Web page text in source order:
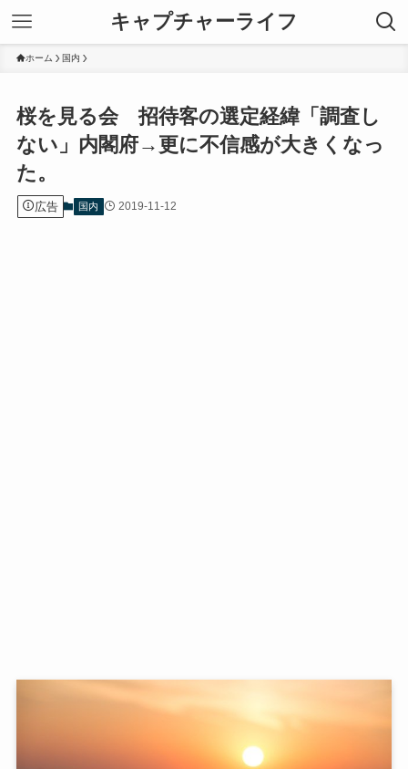
キャプチャーライフ
ホーム 国内
桜を見る会 招待客の選定経緯「調査し
ない」内閣府→更に不信感が大きくなっ
た。
広告 国内 2019-11-12